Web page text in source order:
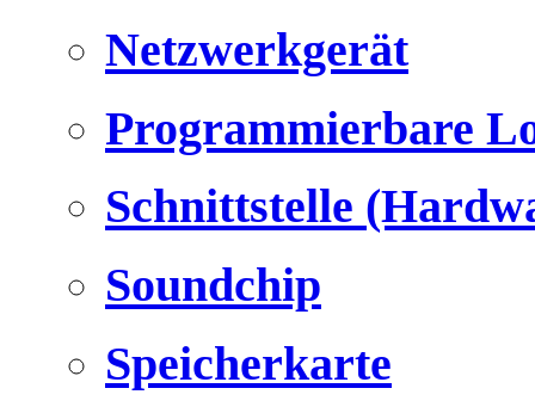
Netzwerkgerät
Programmierbare
Schnittstelle
Soundchip
Speicherkarte